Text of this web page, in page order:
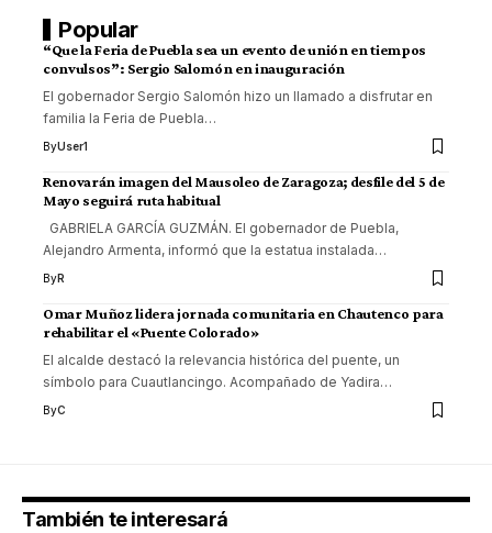
Popular
“Que la Feria de Puebla sea un evento de unión en tiempos
convulsos”: Sergio Salomón en inauguración
El gobernador Sergio Salomón hizo un llamado a disfrutar en
familia la Feria de Puebla…
ByUser1
Renovarán imagen del Mausoleo de Zaragoza; desfile del 5 de
Mayo seguirá ruta habitual
GABRIELA GARCÍA GUZMÁN. El gobernador de Puebla,
Alejandro Armenta, informó que la estatua instalada…
ByR
Omar Muñoz lidera jornada comunitaria en Chautenco para
rehabilitar el «Puente Colorado»
El alcalde destacó la relevancia histórica del puente, un
símbolo para Cuautlancingo. Acompañado de Yadira…
ByC
También te interesará